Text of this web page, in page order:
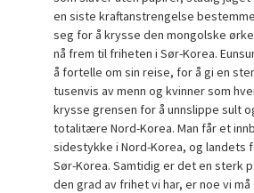
en siste kraftanstrengelse
seg for å krysse den mongolske
nå frem til friheten i Sør-Korea.
å fortelle om sin reise, for å gi en
tusenvis av menn og kvinner som
krysse grensen for å unnslippe sult
totalitære Nord-Korea. Man får et
sidestykke i Nord-Korea, og landets
Sør-Korea. Samtidig er det en sterk
den grad av frihet vi har, er noe vi